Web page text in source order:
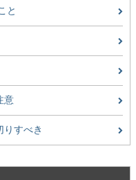
と
意
すべき